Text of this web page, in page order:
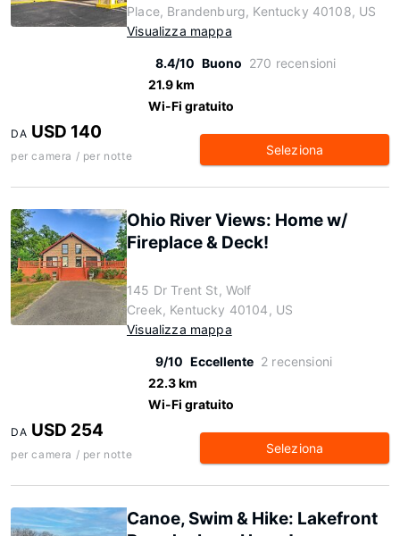
Place, Brandenburg, Kentucky 40108, US
Visualizza mappa
8.4/10 Buono 270 recensioni
21.9 km
Wi-Fi gratuito
DA USD 140
per camera / per notte Seleziona
Ohio River Views: Home w/
Fireplace & Deck!
145 Dr Trent St, Wolf
Creek, Kentucky 40104, US
Visualizza mappa
9/10 Eccellente 2 recensioni
22.3 km
Wi-Fi gratuito
DA USD 254
per camera / per notte Seleziona
Canoe, Swim & Hike: Lakefront